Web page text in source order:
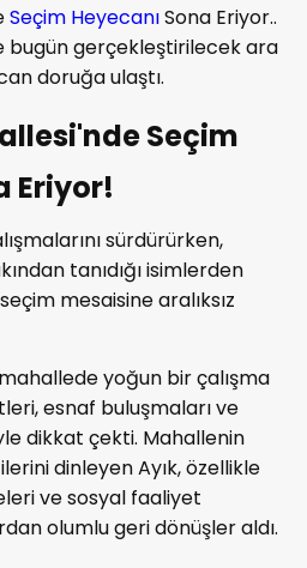
Seçim HeyecanıSona Eriyor..
bugün gerçekleştirilecek ara
doruğa ulaştı.
Seçim
Eriyor!
sürdürürken,
tanıdığı isimlerden
mesaisine aralıksız
yoğun bir çalışma
esnaf buluşmaları ve
dikkat çekti. Mahallenin
dinleyen Ayık, özellikle
ve sosyal faaliyet
olumlu geri dönüşler aldı.